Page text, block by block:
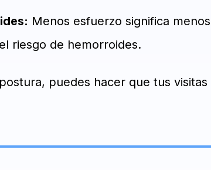
Menos esfuerzo significa
riesgo de hemorroides.
puedes hacer que tus visitas